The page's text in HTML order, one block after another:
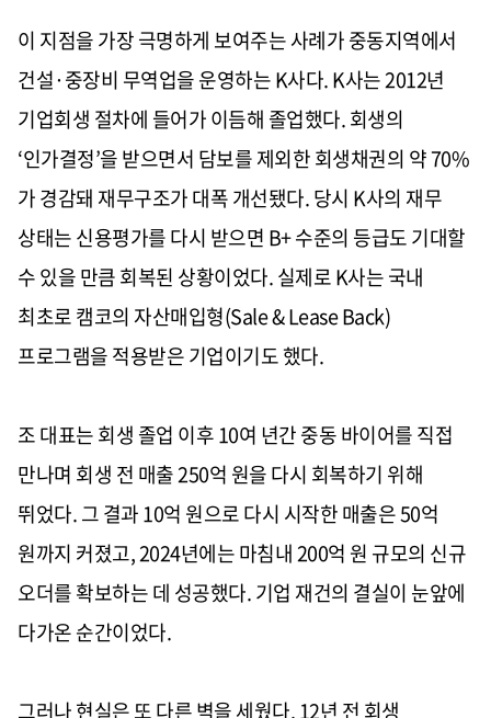
이 지점을 가장 극명하게 보여주는 사례가 중동지역에서
건설·중장비 무역업을 운영하는 K사다. K사는 2012년
기업회생 절차에 들어가 이듬해 졸업했다. 회생의
‘인가결정’을 받으면서 담보를 제외한 회생채권의 약 70%
가 경감돼 재무구조가 대폭 개선됐다. 당시 K사의 재무
상태는 신용평가를 다시 받으면 B+ 수준의 등급도 기대할
수 있을 만큼 회복된 상황이었다. 실제로 K사는 국내
최초로 캠코의 자산매입형(Sale & Lease Back)
프로그램을 적용받은 기업이기도 했다.
조 대표는 회생 졸업 이후 10여 년간 중동 바이어를 직접
만나며 회생 전 매출 250억 원을 다시 회복하기 위해
뛰었다. 그 결과 10억 원으로 다시 시작한 매출은 50억
원까지 커졌고, 2024년에는 마침내 200억 원 규모의 신규
오더를 확보하는 데 성공했다. 기업 재건의 결실이 눈앞에
다가온 순간이었다.
그러나 현실은 또 다른 벽을 세웠다. 12년 전 회생